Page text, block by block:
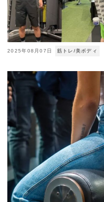
2025年08月07日 筋トレ/美ボディ